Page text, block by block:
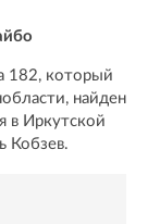
182, который
найден
в Иркутской
Кобзев.